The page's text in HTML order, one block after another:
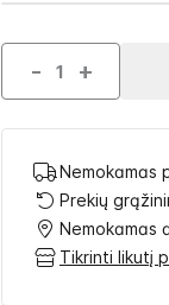
- +
Nemokamas
Prekių
Nemokamas
Tikrinti likutį